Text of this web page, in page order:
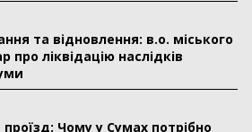
та відновлення: в.о. міського
про ліквідацію наслідків
Чому у Сумах потрібно